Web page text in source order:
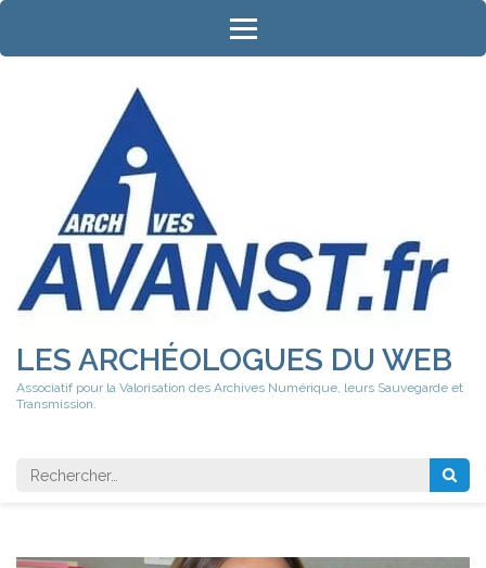
Aller
contenu
LES ARCHÉOLOGUES DU WEB
Associatif pour la Valorisation des Archives Numérique, leurs Sauvegarde et
Transmission.
Rechercher